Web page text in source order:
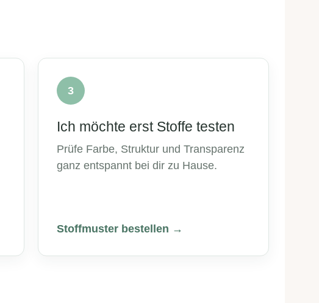
3
Ich möchte erst Stoffe testen
Prüfe Farbe, Struktur und Transparenz
ganz entspannt bei dir zu Hause.
Stoffmuster bestellen →